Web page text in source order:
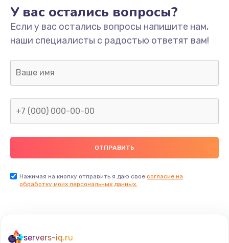
У вас остались вопросы?
Если у вас остались вопросы напишите нам,
наши специалисты с радостью ответят вам!
Нажимая на кнопку отправить я даю свое согласие на
обработку моих персональных данных.
servers-iq.ru